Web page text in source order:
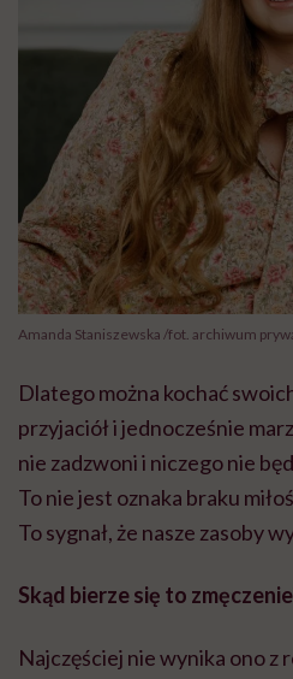
Amanda Staniszewska /fot. archiwum
Dlatego można kochać
przyjaciół i jednocześnie
nie zadzwoni i niczego nie
To nie jest oznaka braku
To sygnał, że nasze zasoby
Skąd bierze się to
Najczęściej nie wynika ono z